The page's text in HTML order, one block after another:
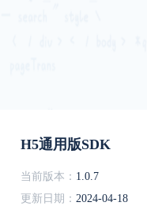
H5通用版SDK
当前版本： 1.0.7
更新日期： 2024-04-18